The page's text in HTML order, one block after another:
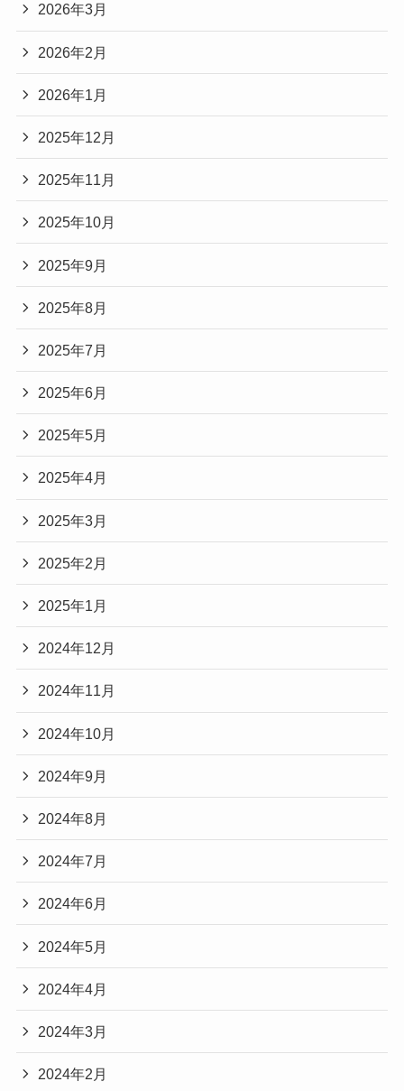
2026年3月
2026年2月
2026年1月
2025年12月
2025年11月
2025年10月
2025年9月
2025年8月
2025年7月
2025年6月
2025年5月
2025年4月
2025年3月
2025年2月
2025年1月
2024年12月
2024年11月
2024年10月
2024年9月
2024年8月
2024年7月
2024年6月
2024年5月
2024年4月
2024年3月
2024年2月